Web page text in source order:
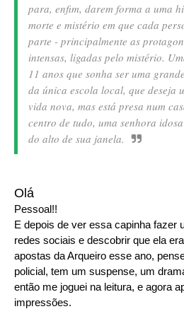
para, enfim, darem forma a uma
morte e mistério em que cada
parte - principalmente as
intensas, ligadas pelo mistério.
11 anos que sonha ser uma
da única escola local, que deseja
vida nova, mas está presa num
centro de tudo, uma senhora
do alto de sua janela.
Olá
Pessoal!!
E depois de ver essa capinha fazer
redes sociais e descobrir que ela
apostas da Arqueiro esse ano,
policial, tem um suspense, um
então me joguei na leitura, e agora
impressões.